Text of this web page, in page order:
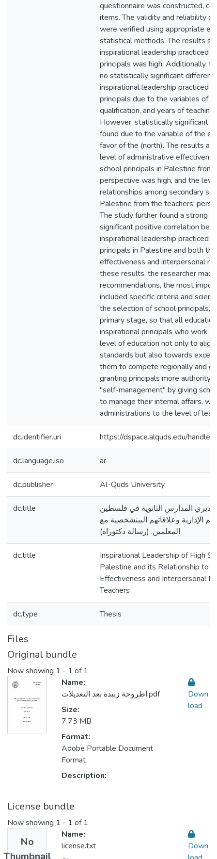
questionnaire was constructed,
items. The validity and reliability
were verified using appropriate
statistical methods. The results
inspirational leadership practiced
principals was high. Additionally,
no statistically significant
inspirational leadership practiced
principals due to the variables of
qualification, and years of teaching
However, statistically significant
found due to the variable of the
favor of the (north). The results
level of administrative
school principals in Palestine from
perspective was high, and the
relationships among secondary
Palestine from the teachers'
The study further found a strong
significant positive correlation
inspirational leadership practiced
principals in Palestine and both
effectiveness and interpersonal
these results, the researcher
recommendations, the most
included specific criteria and
the selection of school principals,
primary stage, so that all
inspirational principals who work
level of education not only to
standards but also towards
them to compete regionally and
granting principals more authority
"self-management" by giving
to manage their internal affairs,
administrations to the level of
dc.identifier.uri https://dspace.alquds.edu/
dc.language.iso ar
dc.publisher Al-Quds University
dc.title
مديري المدارس الثانوية في فلسطين
الإدارية وعلاقاتهم البينشخصية مع
المعلمين. (رسالة دكتوراه)
dc.title
Inspirational Leadership of High
Palestine and its Relationship to
Effectiveness and Interpersonal
Teachers
dc.type Thesis
Files
Original bundle
Now showing 1 - 1 of 1
Name:
اطروحة زبيدة بعد التعديلات.pdf
Size:
7.73 MB
Format:
Adobe Portable Document
Format
Description:
Down
load
License bundle
Now showing 1 - 1 of 1
No
Name:
license.txt
Down